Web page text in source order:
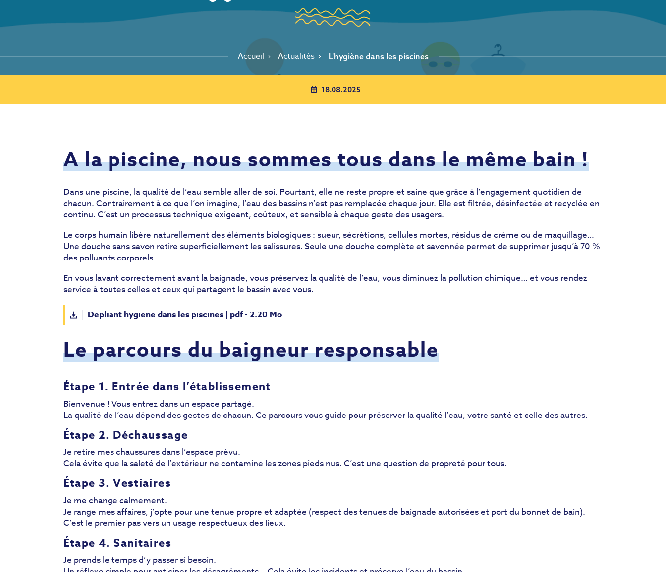
Accueil Actualités L'hygiène dans les piscines
18.08.2025
A la piscine, nous sommes tous dans le même bain !
Dans une piscine, la qualité de l’eau semble aller de soi. Pourtant, elle ne reste propre et saine que grâce à l’engagement quotidien de
chacun. Contrairement à ce que l’on imagine, l’eau des bassins n’est pas remplacée chaque jour. Elle est filtrée, désinfectée et recyclée en
continu. C’est un processus technique exigeant, coûteux, et sensible à chaque geste des usagers.
Le corps humain libère naturellement des éléments biologiques : sueur, sécrétions, cellules mortes, résidus de crème ou de maquillage…
Une douche sans savon retire superficiellement les salissures. Seule une douche complète et savonnée permet de supprimer jusqu’à 70 %
des polluants corporels.
En vous lavant correctement avant la baignade, vous préservez la qualité de l’eau, vous diminuez la pollution chimique… et vous rendez
service à toutes celles et ceux qui partagent le bassin avec vous.
Dépliant hygiène dans les piscines | pdf - 2.20 Mo
Le parcours du baigneur responsable
Étape 1. Entrée dans l’établissement
Bienvenue ! Vous entrez dans un espace partagé.
La qualité de l’eau dépend des gestes de chacun. Ce parcours vous guide pour préserver la qualité l’eau, votre santé et celle des autres.
Étape 2. Déchaussage
Je retire mes chaussures dans l’espace prévu.
Cela évite que la saleté de l’extérieur ne contamine les zones pieds nus. C’est une question de propreté pour tous.
Étape 3. Vestiaires
Je me change calmement.
Je range mes affaires, j’opte pour une tenue propre et adaptée (respect des tenues de baignade autorisées et port du bonnet de bain).
C’est le premier pas vers un usage respectueux des lieux.
Étape 4. Sanitaires
Je prends le temps d’y passer si besoin.